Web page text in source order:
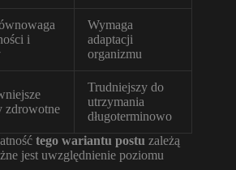
i
Wymaga
adaptacji
organizmu
zdrowotne
Trudniejszy do
utrzymania
długoterminowo
tego wariantu postu zależą
jest uwzględnienie poziomu